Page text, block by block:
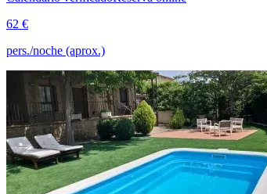
62 €
pers./noche (aprox.)